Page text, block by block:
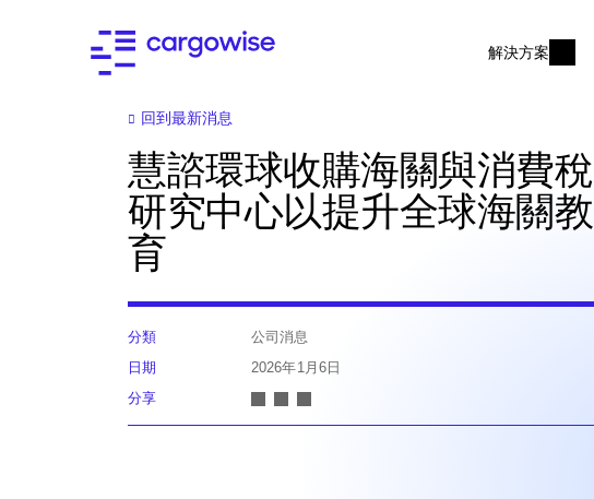
解決方案
回到最新消息
慧諮環球收購海關與消費稅
研究中心以提升全球海關教
育
分類
公司消息
日期
2026年1月6日
分享